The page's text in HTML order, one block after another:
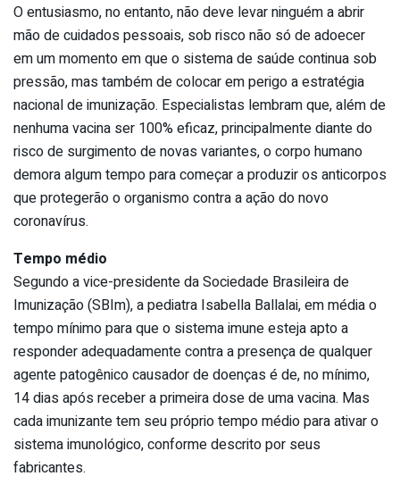
O entusiasmo, no entanto, não deve levar ninguém a abrir
mão de cuidados pessoais, sob risco não só de adoecer
em um momento em que o sistema de saúde continua sob
pressão, mas também de colocar em perigo a estratégia
nacional de imunização. Especialistas lembram que, além de
nenhuma vacina ser 100% eficaz, principalmente diante do
risco de surgimento de novas variantes, o corpo humano
demora algum tempo para começar a produzir os anticorpos
que protegerão o organismo contra a ação do novo
coronavírus.
Tempo médio
Segundo a vice-presidente da Sociedade Brasileira de
Imunização (SBIm), a pediatra Isabella Ballalai, em média o
tempo mínimo para que o sistema imune esteja apto a
responder adequadamente contra a presença de qualquer
agente patogênico causador de doenças é de, no mínimo,
14 dias após receber a primeira dose de uma vacina. Mas
cada imunizante tem seu próprio tempo médio para ativar o
sistema imunológico, conforme descrito por seus
fabricantes.